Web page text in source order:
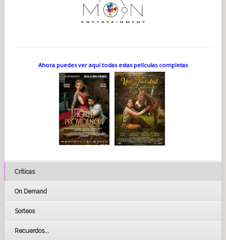
Ahora puedes ver aquí todas estas películas completas
Críticas
On Demand
Sorteos
Recuerdos...